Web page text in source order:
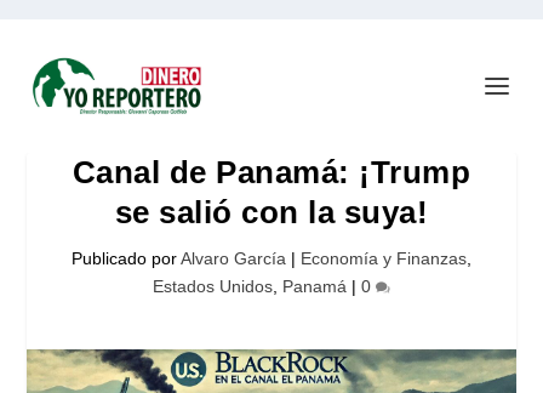
Canal de Panamá: ¡Trump
se salió con la suya!
Publicado porAlvaro García | Economía y Finanzas
Estados Unidos Panamá | 0